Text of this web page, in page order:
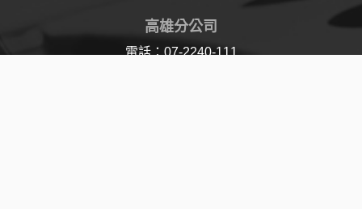
高雄分公司
電話：07-2240-111